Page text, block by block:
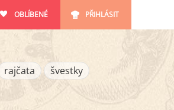
OBLÍBENÉ PŘIHLÁSIT
rajčata
švestky